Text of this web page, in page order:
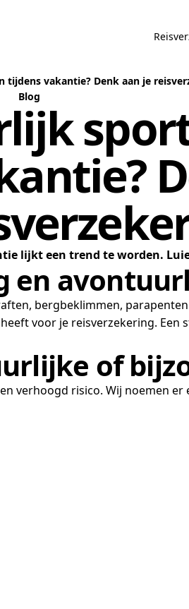
vakantie? Denk aan je
Blog
lijkt een trend te worden.
en
bergbeklimmen,
voor je reisverzekering.
of
verhoogd risico. Wij noemen er